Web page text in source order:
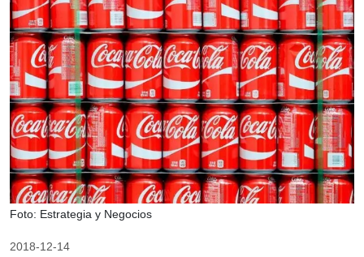
Foto: Estrategia y Negocios
2018-12-14